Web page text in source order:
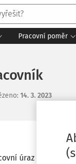
Pracovní poměr
: 14. 3. 2023
úraz s